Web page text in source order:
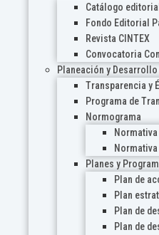
Catálogo editorial
Fondo Editorial
Revista CINTEX
Convocatoria
Planeación y
Transparencia y
Programa de
Normograma
Normativa
Planes y
Plan de
Plan
Plan de
Plan de